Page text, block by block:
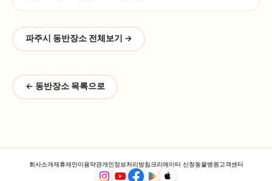
파주시 동반장소 전체보기 →
← 동반장소 목록으로
회사소개제휴제안이용약관개인정보처리방침크리에이터 신청동물병원고객센터